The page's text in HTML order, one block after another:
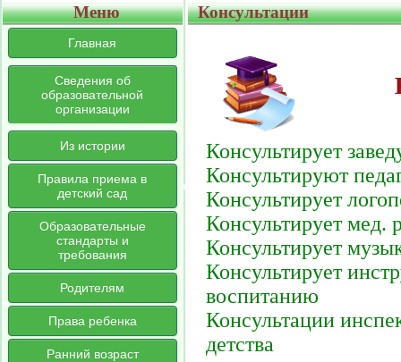
Меню
Главная
Сведения об
образовательной
организации
Из истории
Правила приема в
детский сад
Образовательные
стандарты и
требования
Родителям
Права ребенка
Ранний возраст
Консультации
Консультирует
Консультируют
Консультирует
Консультирует мед.
Консультирует
Консультирует
воспитанию
Консультации
детства